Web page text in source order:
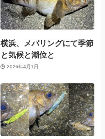
横浜、メバリングにて季節
と気候と潮位と
2026年4月1日